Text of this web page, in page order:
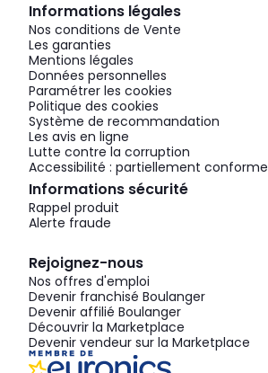
Informations légales
Nos conditions de Vente
Les garanties
Mentions légales
Données personnelles
Paramétrer les cookies
Politique des cookies
Système de recommandation
Les avis en ligne
Lutte contre la corruption
Accessibilité : partiellement conforme
Informations sécurité
Rappel produit
Alerte fraude
Rejoignez-nous
Nos offres d'emploi
Devenir franchisé Boulanger
Devenir affilié Boulanger
Découvrir la Marketplace
Devenir vendeur sur la Marketplace